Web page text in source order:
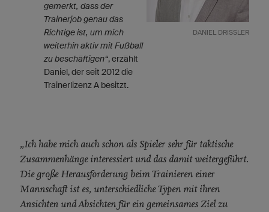
DANIEL DRISSLER
gemerkt, dass der
Trainerjob genau das
Richtige ist, um mich
weiterhin aktiv mit Fußball
zu beschäftigen“, erzählt
Daniel, der seit 2012 die
Trainerlizenz A besitzt.
„Ich habe mich auch schon als Spieler sehr für taktische
Zusammenhänge interessiert und das damit weitergeführt.
Die große Herausforderung beim Trainieren einer
Mannschaft ist es, unterschiedliche Typen mit ihren
Ansichten und Absichten für ein gemeinsames Ziel zu